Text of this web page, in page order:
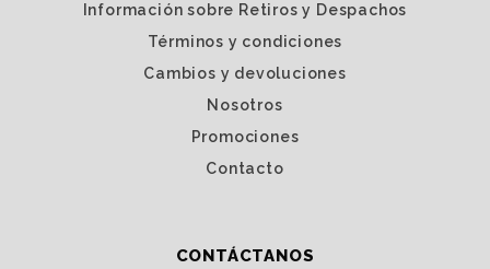
Información sobre Retiros y Despachos
Términos y condiciones
Cambios y devoluciones
Nosotros
Promociones
Contacto
CONTÁCTANOS